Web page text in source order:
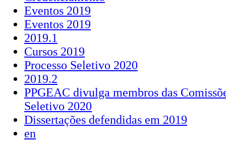
Eventos 2019
Eventos 2019
2019.1
Cursos 2019
Processo Seletivo 2020
2019.2
PPGEAC divulga membros das
Seletivo 2020
Dissertações defendidas em 2019
en